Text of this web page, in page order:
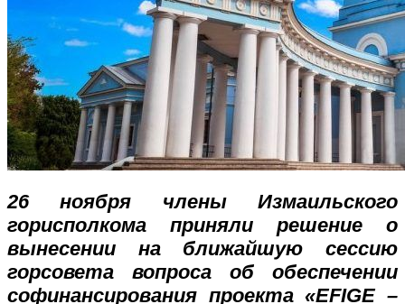
26 ноября члены Измаильского
горисполкома приняли решение о
вынесении на ближайшую сессию
горсовета вопроса об обеспечении
софинансирования проекта «EFIGE –